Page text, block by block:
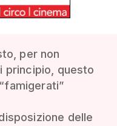
per non
principio, questo
delle